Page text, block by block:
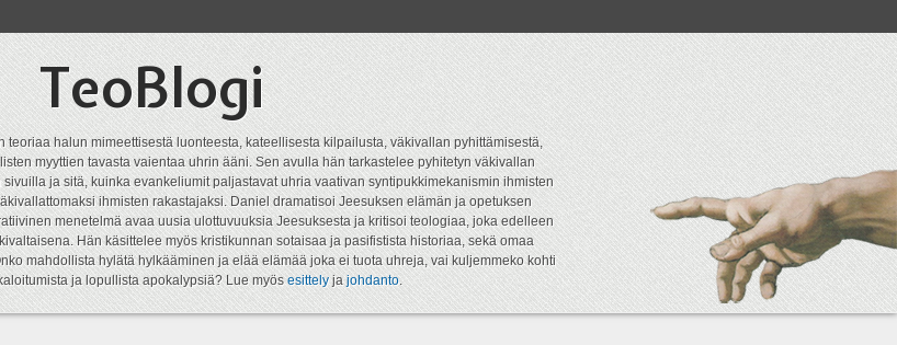
TeoBlogi
teoriaa halun mimeettisestä luonteesta, kateellisesta kilpailusta, väkivallan pyhittämisestä,
myyttien tavasta vaientaa uhrin ääni. Sen avulla hän tarkastelee pyhitetyn väkivallan
ja sitä, kuinka evankeliumit paljastavat uhria vaativan syntipukkimekanismin ihmisten
ihmisten rakastajaksi. Daniel dramatisoi Jeesuksen elämän ja opetuksen
menetelmä avaa uusia ulottuvuuksia Jeesuksesta ja kritisoi teologiaa, joka edelleen
Hän käsittelee myös kristikunnan sotaisaa ja pasifistista historiaa, sekä omaa
mahdollista hylätä hylkääminen ja elää elämää joka ei tuota uhreja, vai kuljemmeko kohti
ja lopullista apokalypsiä? Lue myösesittelyjajohdanto.